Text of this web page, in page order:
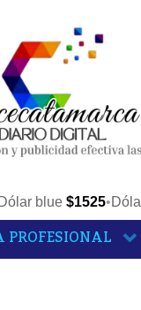
Dólar blue $1525•
PROFESIONAL